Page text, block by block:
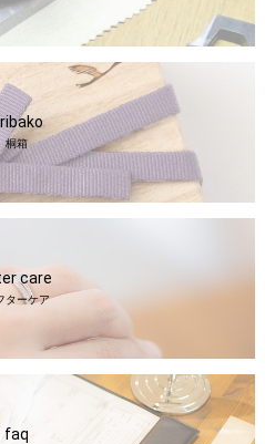
桐箱
care
ターケア
faq